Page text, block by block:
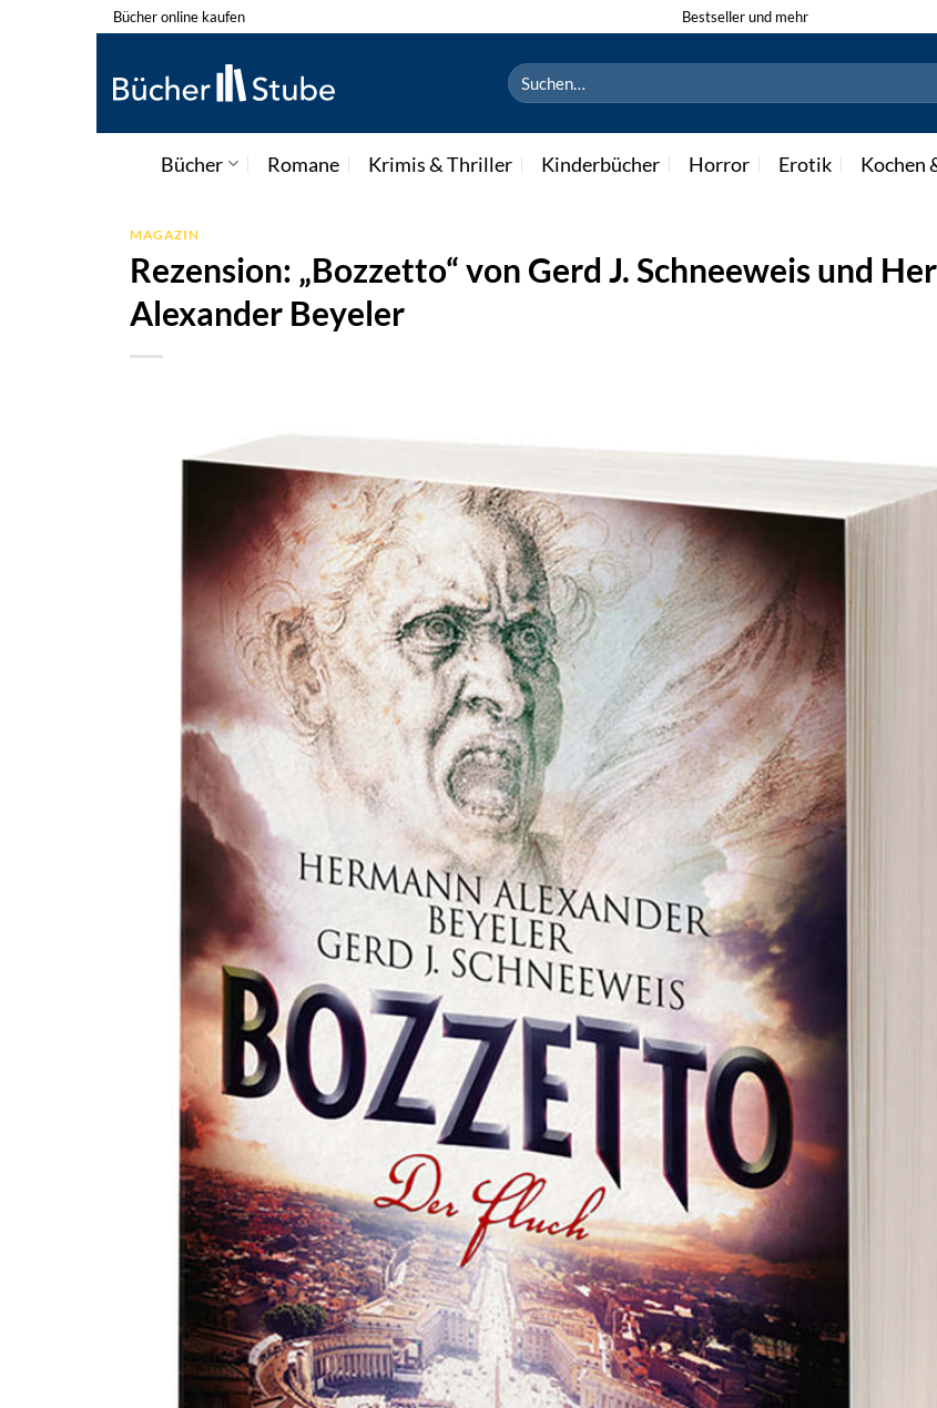
Zum
springen
Bücher online kaufen Bestseller und mehr
Suchen
nach:
Bücher Romane Krimis & Thriller Kinderbücher Horror Erotik Kochen
MAGAZIN
Rezension: „Bozzetto“ von Gerd J. Schneeweis und
Alexander Beyeler